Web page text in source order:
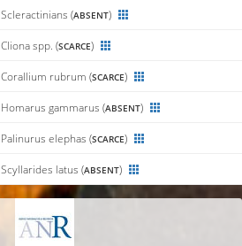
Scleractinians (ABSENT)
Cliona spp. (SCARCE)
Corallium rubrum (SCARCE)
Homarus gammarus (ABSENT)
Palinurus elephas (SCARCE)
Scyllarides latus (ABSENT)